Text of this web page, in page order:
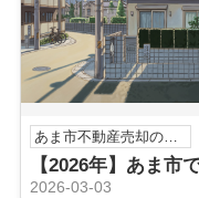
あま市不動産売却のこと
2026-03-03